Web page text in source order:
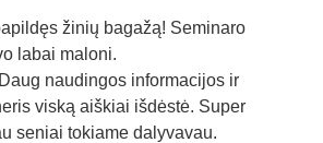
žinių bagažą! Seminaro
labai maloni.
naudingos informacijos ir
viską aiškiai išdėstė. Super
seniai tokiame dalyvavau.